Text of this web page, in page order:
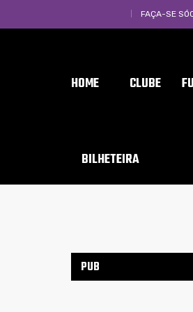
FAÇA-SE
HOME CLUBE
BILHETEIRA
PUB